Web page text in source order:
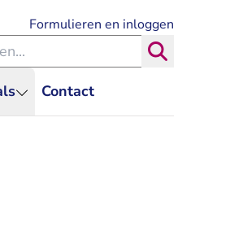
Contact
Formulieren en inloggen
de Rechtspraak